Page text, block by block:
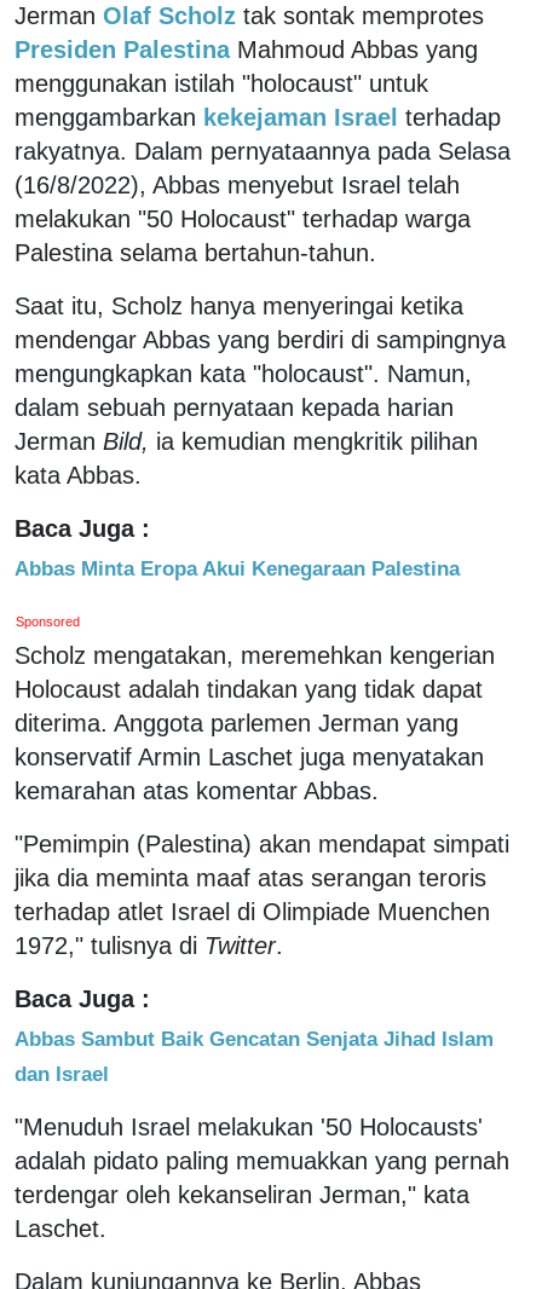
Jerman Olaf Scholz tak sontak memprotes
Presiden Palestina Mahmoud Abbas yang
menggunakan istilah "holocaust" untuk
menggambarkan kekejaman Israel terhadap
rakyatnya. Dalam pernyataannya pada Selasa
(16/8/2022), Abbas menyebut Israel telah
melakukan "50 Holocaust" terhadap warga
Palestina selama bertahun-tahun.
Saat itu, Scholz hanya menyeringai ketika
mendengar Abbas yang berdiri di sampingnya
mengungkapkan kata "holocaust". Namun,
dalam sebuah pernyataan kepada harian
Jerman Bild, ia kemudian mengkritik pilihan
kata Abbas.
Baca Juga :
Abbas Minta Eropa Akui Kenegaraan Palestina
Sponsored
Scholz mengatakan, meremehkan kengerian
Holocaust adalah tindakan yang tidak dapat
diterima. Anggota parlemen Jerman yang
konservatif Armin Laschet juga menyatakan
kemarahan atas komentar Abbas.
"Pemimpin (Palestina) akan mendapat simpati
jika dia meminta maaf atas serangan teroris
terhadap atlet Israel di Olimpiade Muenchen
1972," tulisnya di Twitter.
Baca Juga :
Abbas Sambut Baik Gencatan Senjata Jihad Islam
dan Israel
"Menuduh Israel melakukan '50 Holocausts'
adalah pidato paling memuakkan yang pernah
terdengar oleh kekanseliran Jerman," kata
Laschet.
Dalam kunjungannya ke Berlin, Abbas